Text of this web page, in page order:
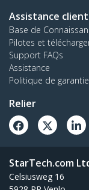
Assistance
Base de
Pilotes et
Support FAQs
Assistance
Politique de garantie
Relier
StarTech.com
Celsiusweg 16